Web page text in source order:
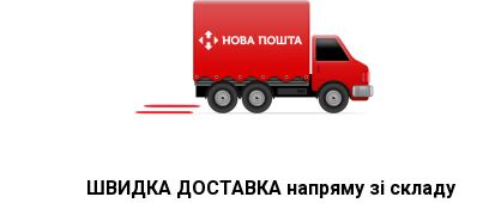
ШВИДКА ДОСТАВКА напряму зі складу